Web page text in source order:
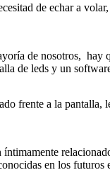
de echar a
de nosotros, hay
de leds y un
frente a la pantalla,
en los futuros